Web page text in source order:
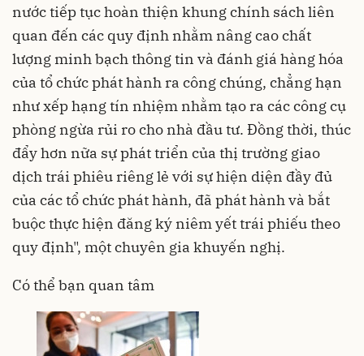
nước tiếp tục hoàn thiện khung chính sách liên
quan đến các quy định nhằm nâng cao chất
lượng minh bạch thông tin và đánh giá hàng hóa
của tổ chức phát hành ra công chúng, chẳng hạn
như xếp hạng tín nhiệm nhằm tạo ra các công cụ
phòng ngừa rủi ro cho nhà đầu tư. Đồng thời, thúc
đẩy hơn nữa sự phát triển của thị trường giao
dịch trái phiêu riêng lẻ với sự hiện diện đầy đủ
của các tổ chức phát hành, đã phát hành và bắt
buộc thực hiện đăng ký niêm yết trái phiếu theo
quy định", một chuyên gia khuyến nghị.
Có thể bạn quan tâm